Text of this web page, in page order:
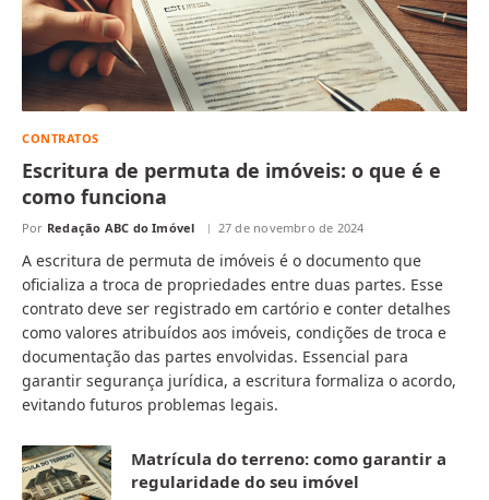
CONTRATOS
Escritura de permuta de imóveis: o que é e
como funciona
Por Redação ABC do Imóvel 27 de novembro de 2024
A escritura de permuta de imóveis é o documento que
oficializa a troca de propriedades entre duas partes. Esse
contrato deve ser registrado em cartório e conter detalhes
como valores atribuídos aos imóveis, condições de troca e
documentação das partes envolvidas. Essencial para
garantir segurança jurídica, a escritura formaliza o acordo,
evitando futuros problemas legais.
Matrícula do terreno: como garantir a
regularidade do seu imóvel